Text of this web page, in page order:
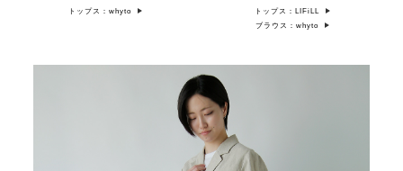
トップス：whyto
トップス：LIFiLL
ブラウス：whyto